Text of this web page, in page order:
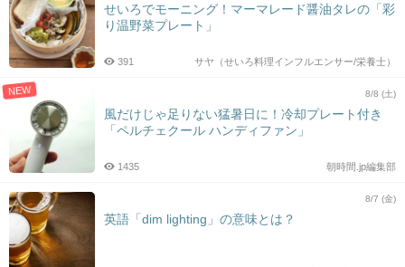
せいろでモーニング！マーマレード醤油タレの「彩
り温野菜プレート」
サヤ（せいろ料理インフルエンサー/栄養士）
391
NEW 8/8 (土)
風だけじゃ足りない猛暑日に！冷却プレート付き
「ペルチェクール ハンディファン」
朝時間.jp編集部
1435
8/7 (金)
英語「dim lighting」の意味とは？